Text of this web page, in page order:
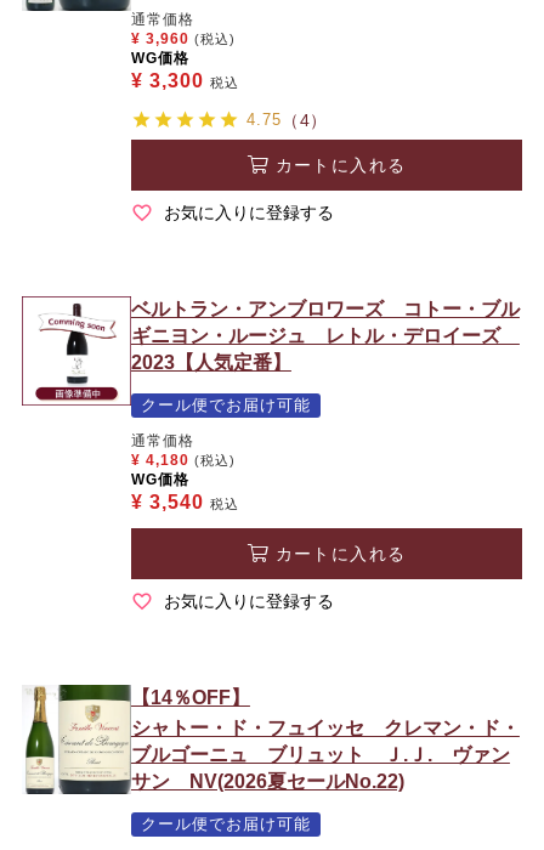
通常価格
¥ 3,960 (税込)
WG価格
¥ 3,300 税込
4.75 （4）
カートに入れる
お気に入りに登録する
ベルトラン・アンブロワーズ コトー・ブル
ギニヨン・ルージュ レトル・デロイーズ
2023【人気定番】
クール便でお届け可能
通常価格
¥ 4,180 (税込)
WG価格
¥ 3,540 税込
カートに入れる
お気に入りに登録する
【14％OFF】
シャトー・ド・フュイッセ クレマン・ド・
ブルゴーニュ ブリュット Ｊ.Ｊ. ヴァン
サン NV(2026夏セールNo.22)
クール便でお届け可能